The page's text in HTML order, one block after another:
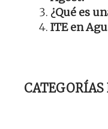
¿Qué es
ITE en